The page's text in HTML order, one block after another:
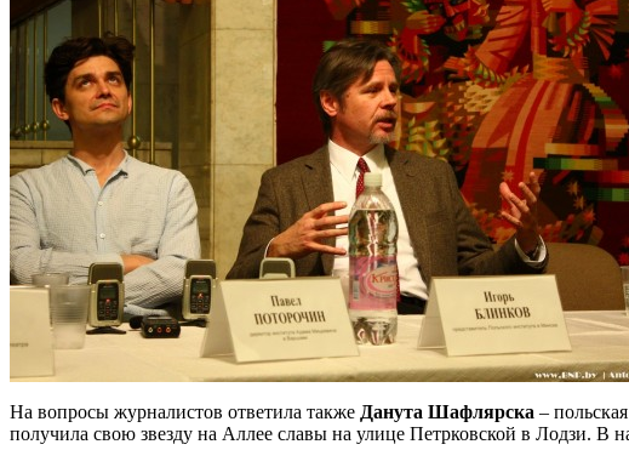
На вопросы журналистов ответила также Данута Шафлярска –
получила свою звезду на Аллее славы на улице Петрковской в Лодзи. В